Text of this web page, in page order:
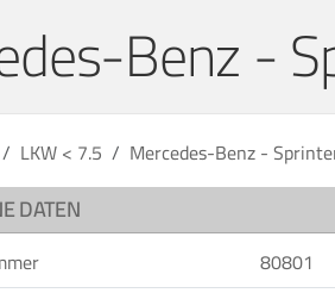
Benz -
LKW < 7.5 Mercedes-Benz -
DATEN
80801